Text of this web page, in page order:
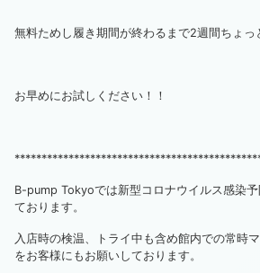
無料ためし履き期間が終わるまで2週間ちょっ
お早めにお試しください！！
B-pump Tokyoでは新型コロナウイルス感染
ております。
入店時の検温、トライ中も含め館内での常時
をお客様にもお願いしております。